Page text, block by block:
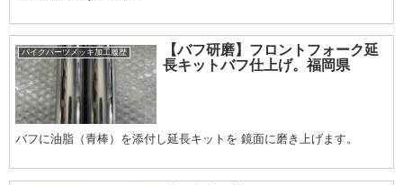
バイクパーツメッキ加工履歴
【バフ研磨】フロントフォーク延
長キットバフ仕上げ。福岡県
バフに油脂（青棒）を添付し延長キットを 鏡面に磨き上げます。